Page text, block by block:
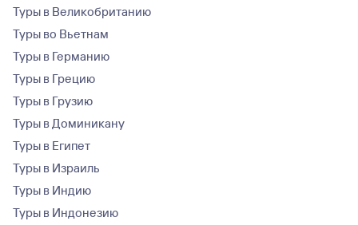
Туры в Великобританию
Туры во Вьетнам
Туры в Германию
Туры в Грецию
Туры в Грузию
Туры в Доминикану
Туры в Египет
Туры в Израиль
Туры в Индию
Туры в Индонезию